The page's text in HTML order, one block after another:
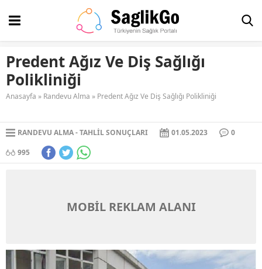
Predent Ağız Ve Diş Sağlığı
Polikliniği
Anasayfa » Randevu Alma » Predent Ağız Ve Diş Sağlığı Polikliniği
RANDEVU ALMA TAHLIL SONUÇLARI 01.05.2023
0
995
MOBİL REKLAM ALANI